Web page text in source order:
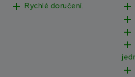
add Rychlé doručení. add
add
add
add
add